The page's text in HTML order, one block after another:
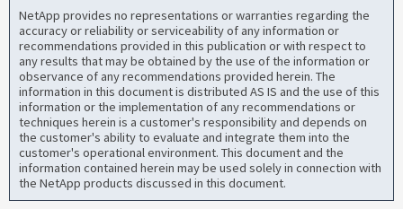
NetApp provides no representations or warranties regarding the
accuracy or reliability or serviceability of any information or
recommendations provided in this publication or with respect to
any results that may be obtained by the use of the information or
observance of any recommendations provided herein. The
information in this document is distributed AS IS and the use of this
information or the implementation of any recommendations or
techniques herein is a customer's responsibility and depends on
the customer's ability to evaluate and integrate them into the
customer's operational environment. This document and the
information contained herein may be used solely in connection with
the NetApp products discussed in this document.